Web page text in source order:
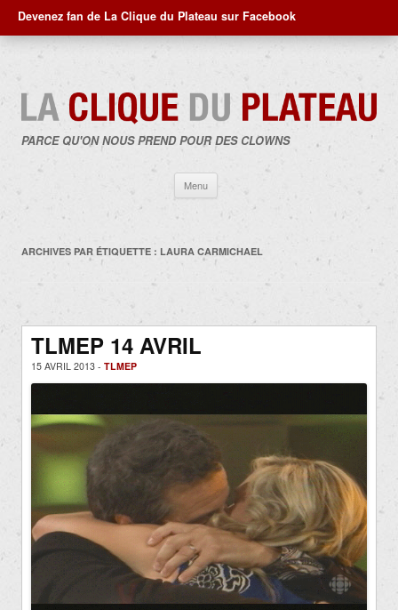
Devenez fan de La Clique du Plateau sur Facebook
PARCE QU'ON NOUS PREND POUR DES CLOWNS
Menu
contenu
ARCHIVES PAR ÉTIQUETTE : LAURA CARMICHAEL
TLMEP 14 AVRIL
15 AVRIL 2013 - TLMEP